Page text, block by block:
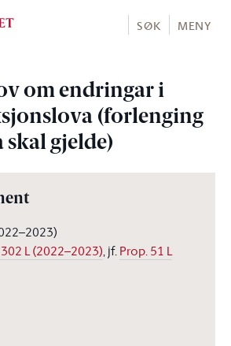
SØK MENY
om endringar i
(forlenging
skal gjelde)
L (2022–2023), jf.Prop. 51 L